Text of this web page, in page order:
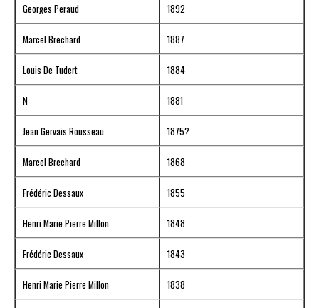
Georges Peraud 1892
Marcel Brechard 1887
Louis De Tudert 1884
N 1881
Jean Gervais Rousseau 1875?
Marcel Brechard 1868
Frédéric Dessaux 1855
Henri Marie Pierre Millon 1848
Frédéric Dessaux 1843
Henri Marie Pierre Millon 1838